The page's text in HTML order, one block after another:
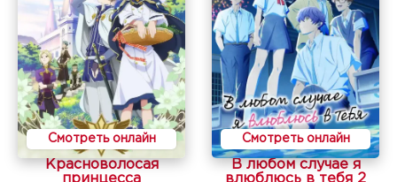
Смотреть онлайн
Красноволосая
принцесса
Смотреть онлайн
В любом случае я
влюблюсь в тебя 2